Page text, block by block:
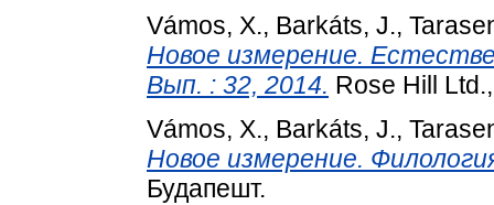
Vámos, X., Barkáts, J.,
Новое измерение.
Вып. : 32, 2014. Rose Hill
Vámos, X., Barkáts, J.,
Новое измерение.
Будапешт.